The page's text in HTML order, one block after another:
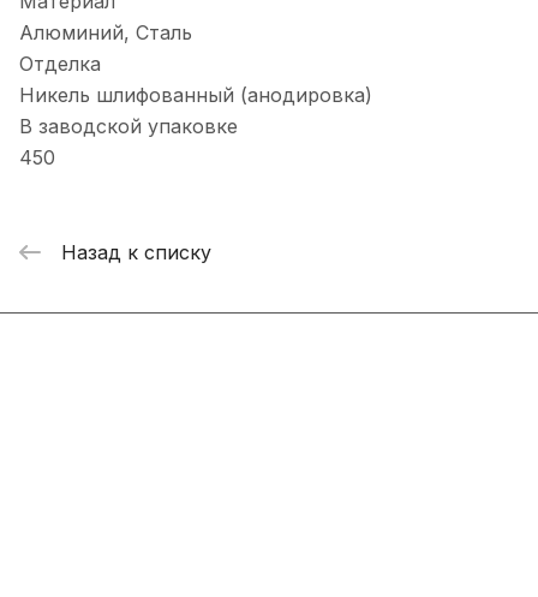
Алюминий, Сталь
Отделка
Никель шлифованный (анодировка)
В заводской упаковке
450
Назад к списку